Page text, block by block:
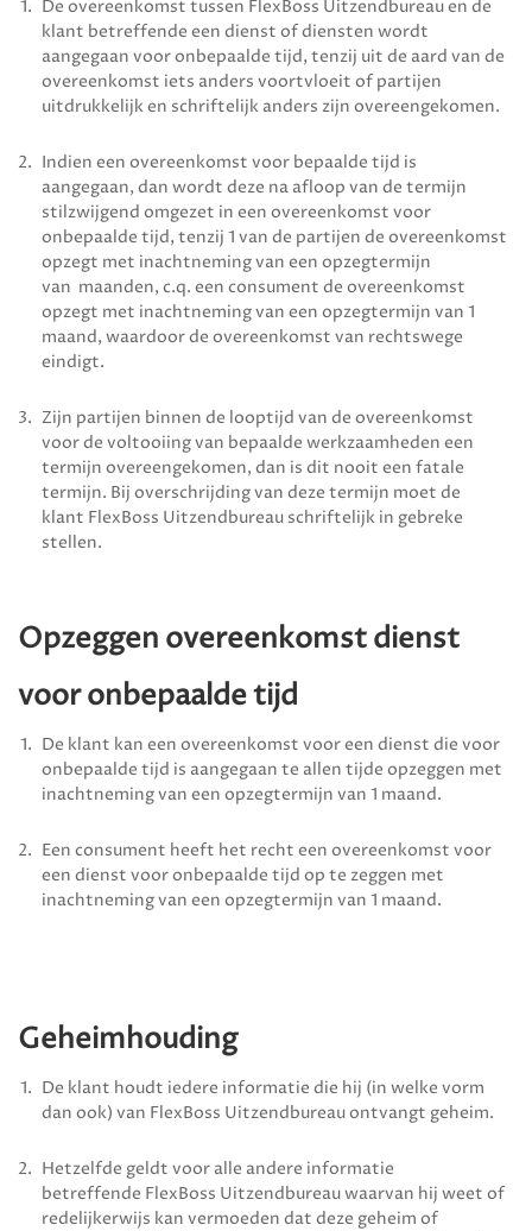
De overeenkomst tussen FlexBoss Uitzendbureauen de
klant betreffende een dienst of diensten wordt
aangegaan voor onbepaalde tijd, tenzij uit de aard van de
overeenkomst iets anders voortvloeit of partijen
uitdrukkelijk en schriftelijk anders zijn overeengekomen.
Indien een overeenkomst voor bepaalde tijd is
aangegaan, dan wordt deze na afloop van de termijn
stilzwijgend omgezet in een overeenkomst voor
onbepaalde tijd, tenzij 1 van de partijen de overeenkomst
opzegt met inachtneming van een opzegtermijn
van maanden, c.q. een consument de overeenkomst
opzegt met inachtneming van een opzegtermijn van 1
maand, waardoor de overeenkomst van rechtswege
eindigt.
Zijn partijen binnen de looptijd van de overeenkomst
voor de voltooiing van bepaalde werk­zaamheden een
termijn overeengekomen, dan is dit nooit een fatale
termijn. Bij over­schrijding van deze termijn moet de
klant FlexBoss Uitzendbureau schriftelijk in gebreke
stellen.
Opzeggen overeenkomst dienst
voor onbepaalde tijd
De klant kan een overeenkomst voor een dienst die voor
onbepaalde tijd is aangegaan te allen tijde opzeggen met
inachtneming van een opzegtermijn van 1 maand.
Een consument heeft het recht een overeenkomst voor
een dienst voor onbepaalde tijd op te zeggen met
inachtneming van een opzegtermijn van 1 maand.
Geheimhouding
De klant houdt iedere informatie die hij (in welke vorm
dan ook) van FlexBoss Uitzendbureauontvangt geheim.
Hetzelfde geldt voor alle andere informatie
betreffende FlexBoss Uitzendbureauwaarvan hij weet of
redelijker­wijs kan vermoeden dat deze geheim of